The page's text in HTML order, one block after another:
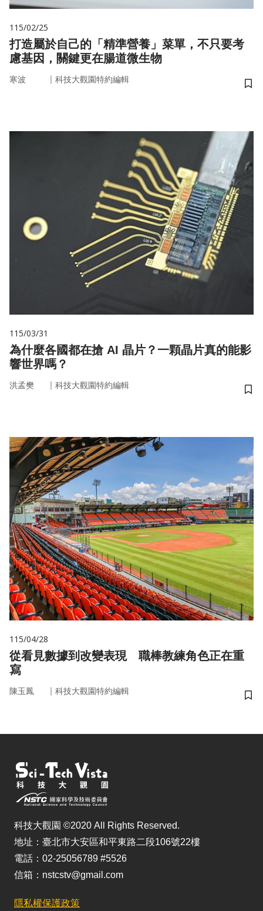
115/02/25
打造屬於自己的「精準營養」菜單，不只要考
慮基因，關鍵更在腸道微生物
寒波 ｜ 科技大觀園特約編輯
儲
115/03/31
為什麼各國都在搶 AI 晶片？一顆晶片真的能影
響世界嗎？
洪孟樊 ｜ 科技大觀園特約編輯
儲
115/04/28
從看見數據到改變表現 職棒教練角色正在重
寫
陳玉鳳 ｜ 科技大觀園特約編輯
儲
科技大觀園 ©2020 All Rights Reserved.
地址：臺北市大安區和平東路二段106號22樓
電話：02-25056789 #5526
信箱：nstcstv@gmail.com
隱私權保護政策